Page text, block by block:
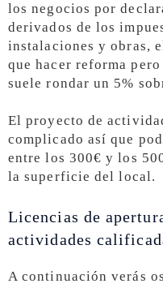
los negocios por
derivados de los
instalaciones y obras,
que hacer reforma
suele rondar un 5%
El proyecto de
complicado así que
entre los 300€ y los
la superficie del local.
Licencias de
actividades
A continuación verás